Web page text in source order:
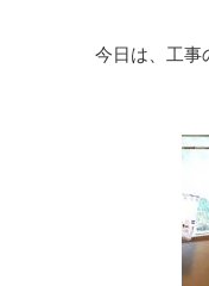
今日は、工事